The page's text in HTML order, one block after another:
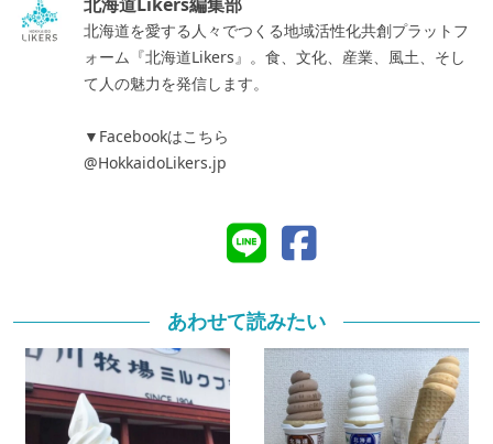
北海道を愛する人々でつくる地域活性化共創プラットフ
ォーム『北海道Likers』。食、文化、産業、風土、そし
て人の魅力を発信します。
▼Facebookはこちら
@HokkaidoLikers.jp
あわせて読みたい